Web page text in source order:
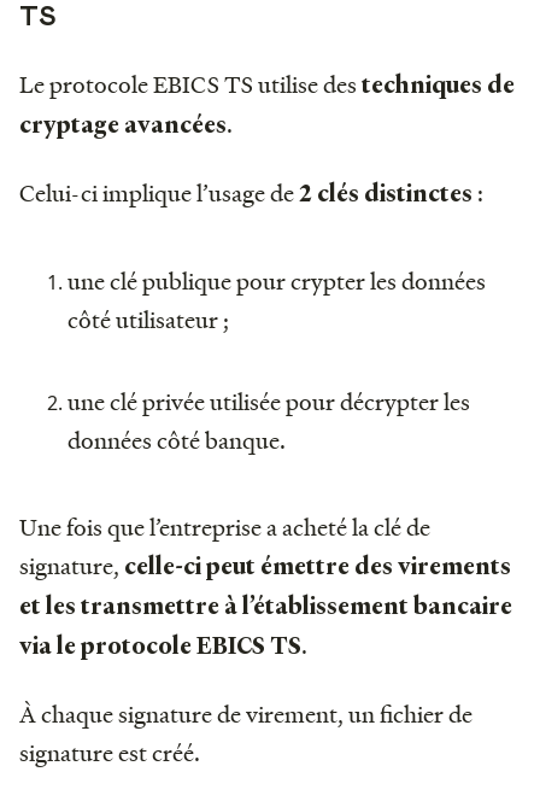
TS
Le protocole EBICS TS utilise des techniques de
cryptage avancées.
Celui-ci implique l’usage de 2 clés distinctes :
une clé publique pour crypter les données
côté utilisateur ;
une clé privée utilisée pour décrypter les
données côté banque.
Une fois que l’entreprise a acheté la clé de
signature, celle-ci peut émettre des virements
et les transmettre à l’établissement bancaire
via le protocole EBICS TS.
À chaque signature de virement, un fichier de
signature est créé.